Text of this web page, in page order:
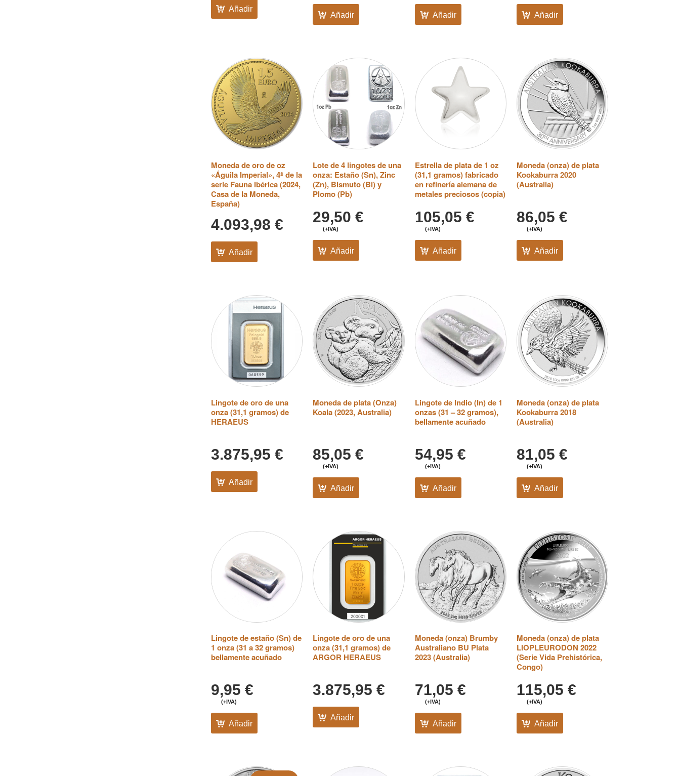
Añadir
Añadir Añadir Añadir
Moneda de oro de oz
«Águila Imperial», 4ª de la
serie Fauna Ibérica (2024,
Casa de la Moneda,
España)
4.093,98 €
Añadir
Lote de 4 lingotes de una
onza: Estaño (Sn), Zinc
(Zn), Bismuto (Bi) y
Plomo (Pb)
29,50€
(+IVA)
Añadir
Estrella de plata de 1 oz
(31,1 gramos) fabricado
en refinería alemana de
metales preciosos (copia)
105,05 €
(+IVA)
Añadir
Moneda (onza) de plata
Kookaburra 2020
(Australia)
86,05 €
(+IVA)
Añadir
Lingote de oro de una
onza (31,1 gramos) de
HERAEUS
3.875,95 €
Añadir
Moneda de plata (Onza)
Koala (2023, Australia)
85,05€
(+IVA)
Añadir
Lingote de Indio (In) de 1
onzas (31 – 32 gramos),
bellamente acuñado
54,95 €
(+IVA)
Añadir
Moneda (onza) de plata
Kookaburra 2018
(Australia)
81,05 €
(+IVA)
Añadir
Lingote de estaño (Sn) de
1 onza (31 a 32 gramos)
bellamente acuñado
9,95 €
(+IVA)
Añadir
Lingote de oro de una
onza (31,1 gramos) de
ARGOR HERAEUS
3.875,95€
Añadir
Moneda (onza) Brumby
Australiano BU Plata
2023 (Australia)
71,05 €
(+IVA)
Añadir
Moneda (onza) de plata
LIOPLEURODON 2022
(Serie Vida Prehistórica,
Congo)
115,05 €
(+IVA)
Añadir